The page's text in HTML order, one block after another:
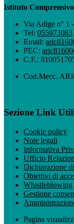
Istituto
Via Adige n° 1
Tel: 055973083
Email:
PEC:
C.F.:
Cod.Mecc.
Sezione Link
Cookie policy
Note legali
Informativa
Ufficio
Dichiarazione
Obiettivi di
Whistleblowing
Gestione
Pagina